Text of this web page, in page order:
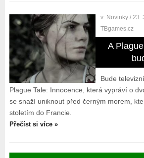
v: Novinky / 23.
TBgames.cz
A
Bude
Plague Tale: Innocence, která vypráví o
se snaží uniknout před černým morem,
stoletím do Francie.
Přečíst si více »